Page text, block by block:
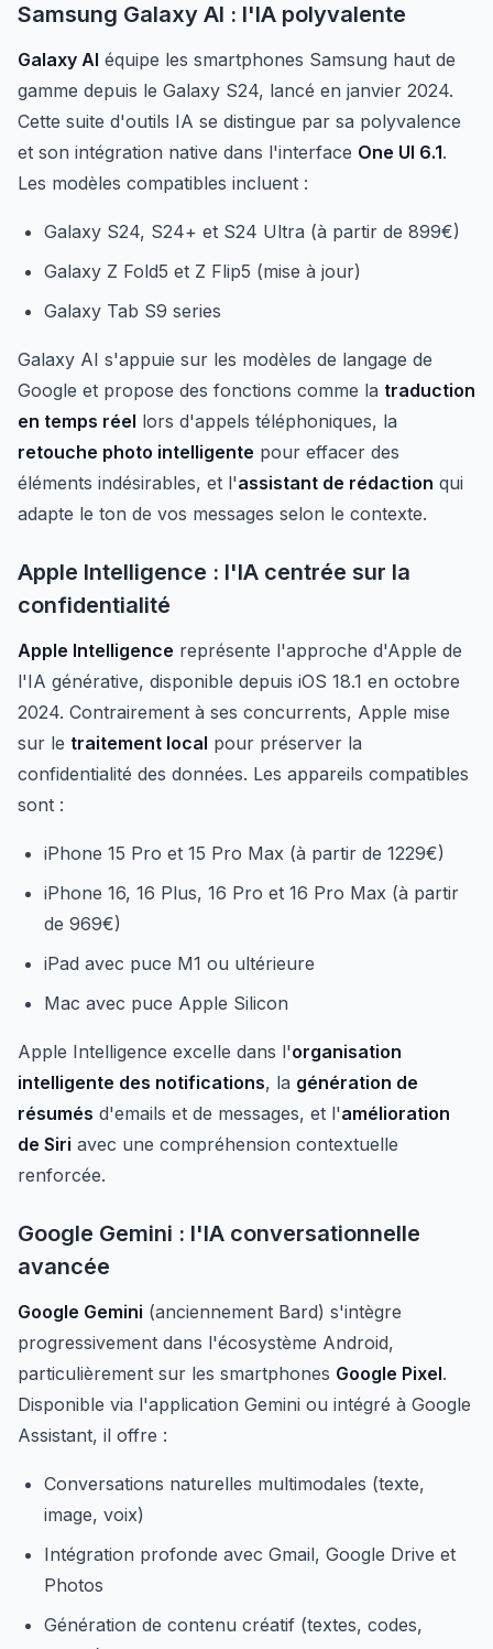
Samsung Galaxy AI : l'IA polyvalente
Galaxy AI équipe les smartphones Samsung haut de
gamme depuis le Galaxy S24, lancé en janvier 2024.
Cette suite d'outils IA se distingue par sa polyvalence
et son intégration native dans l'interface One UI 6.1.
Les modèles compatibles incluent :
Galaxy S24, S24+ et S24 Ultra (à partir de 899€)
Galaxy Z Fold5 et Z Flip5 (mise à jour)
Galaxy Tab S9 series
Galaxy AI s'appuie sur les modèles de langage de
Google et propose des fonctions comme la traduction
en temps réel lors d'appels téléphoniques, la
retouche photo intelligente pour effacer des
éléments indésirables, et l'assistant de rédaction qui
adapte le ton de vos messages selon le contexte.
Apple Intelligence : l'IA centrée sur la
confidentialité
Apple Intelligence représente l'approche d'Apple de
l'IA générative, disponible depuis iOS 18.1 en octobre
2024. Contrairement à ses concurrents, Apple mise
sur le traitement local pour préserver la
confidentialité des données. Les appareils compatibles
sont :
iPhone 15 Pro et 15 Pro Max (à partir de 1229€)
iPhone 16, 16 Plus, 16 Pro et 16 Pro Max (à partir
de 969€)
iPad avec puce M1 ou ultérieure
Mac avec puce Apple Silicon
Apple Intelligence excelle dans l'organisation
intelligente des notifications, la génération de
résumés d'emails et de messages, et l'amélioration
de Siri avec une compréhension contextuelle
renforcée.
Google Gemini : l'IA conversationnelle
avancée
Google Gemini (anciennement Bard) s'intègre
progressivement dans l'écosystème Android,
particulièrement sur les smartphones Google Pixel.
Disponible via l'application Gemini ou intégré à Google
Assistant, il offre :
Conversations naturelles multimodales (texte,
image, voix)
Intégration profonde avec Gmail, Google Drive et
Photos
Génération de contenu créatif (textes, codes,